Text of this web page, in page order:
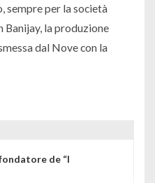
sempre per la società
Banijay, la produzione
dal Nove con la
de “I